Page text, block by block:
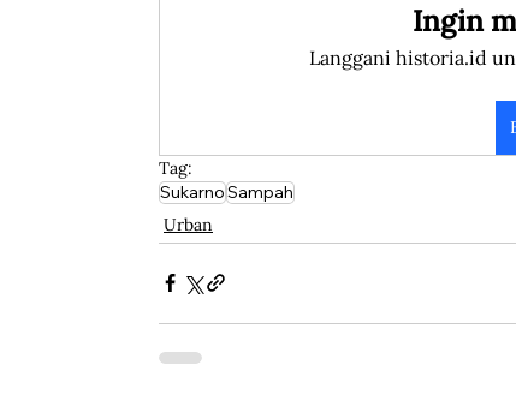
Ingin
Langgani historia.id
Tag:
SukarnoSampah
Urban